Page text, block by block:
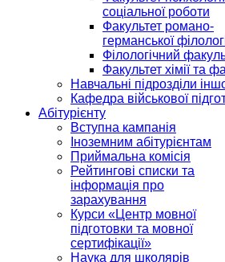
соціальної роботи
Факультет романо-
германської
Філологічний
Факультет хімії та
Навчальні підрозділи
Кафедра військової
Абітурієнту
Вступна кампанія
Іноземним абітурієнтам
Приймальна комісія
Рейтингові списки та
інформація про
зарахування
Курси «Центр мовної
підготовки та мовної
сертифікації»
Наука для школярів